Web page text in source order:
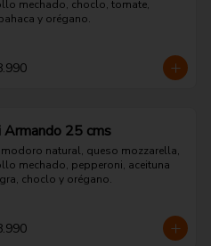
mechado, choclo, tomate,
y orégano.
Armando 25 cms
natural, queso mozzarella,
mechado, pepperoni, aceituna
choclo y orégano.